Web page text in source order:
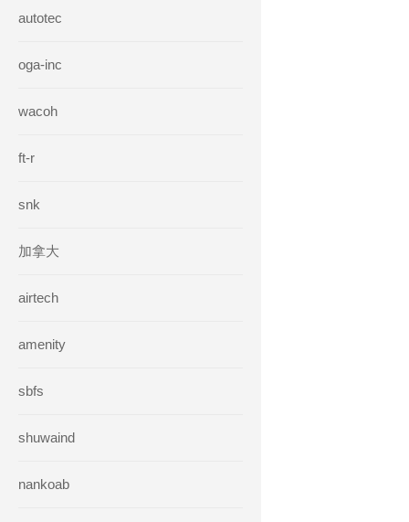
autotec
oga-inc
wacoh
ft-r
snk
加拿大
airtech
amenity
sbfs
shuwaind
nankoab